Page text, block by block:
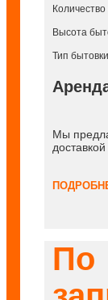
Высота
Тип бытовки
Мы
По